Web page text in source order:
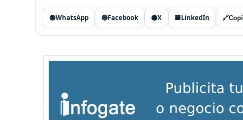
🟢WhatsApp 🔵Facebook ⚫X 🟦LinkedIn 🔗